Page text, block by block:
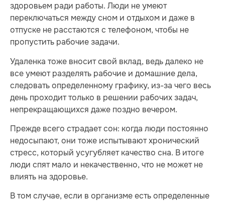
здоровьем ради работы. Люди не умеют
переключаться между сном и отдыхом и даже в
отпуске не расстаются с телефоном, чтобы не
пропустить рабочие задачи.
Удаленка тоже вносит свой вклад, ведь далеко не
все умеют разделять рабочие и домашние дела,
следовать определенному графику, из-за чего весь
день проходит только в решении рабочих задач,
непрекращающихся даже поздно вечером.
Прежде всего страдает сон: когда люди постоянно
недосыпают, они тоже испытывают хронический
стресс, который усугубляет качество сна. В итоге
люди спят мало и некачественно, что не может не
влиять на здоровье.
В том случае, если в организме есть определенные